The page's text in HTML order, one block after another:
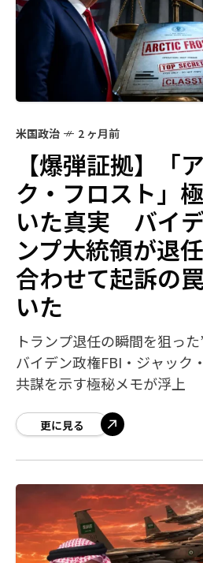
米国政治 2 ヶ月前
【爆弾証拠】「
ク・フロスト」
いた真実 バイ
ンプ大統領が退
合わせて起訴の
いた
トランプ退任の瞬間を狙っ
バイデン政権FBI・ジャック
共謀を示す極秘メモが浮上
画していた バ
更に見る